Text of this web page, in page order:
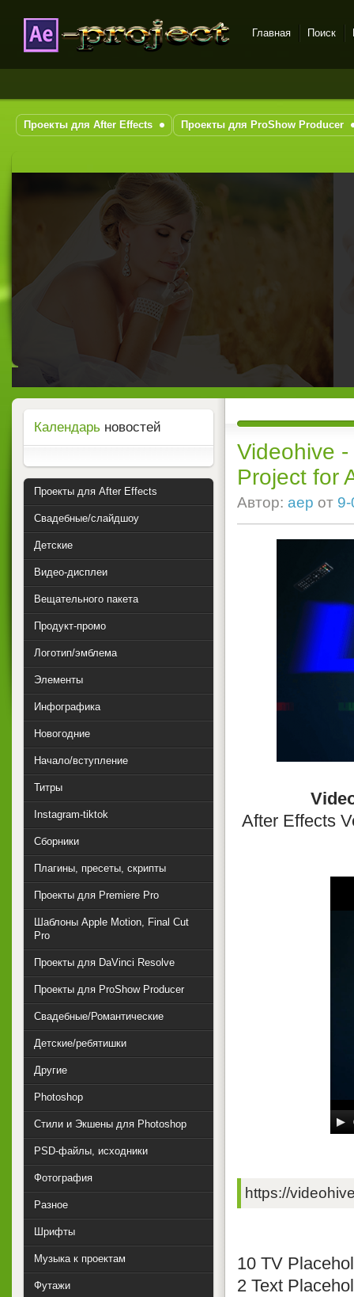
Главная Поиск
Проекты для After Effects Проекты для ProShow Producer
Videohive
Project for
Автор: aep от
After Effects
https://
10 TV
2 Text
Календарь новостей
Проекты для After Effects
Свадебные/слайдшоу
Детские
Видео-дисплеи
Вещательного пакета
Продукт-промо
Логотип/эмблема
Элементы
Инфографика
Новогодние
Начало/вступление
Титры
Instagram-tiktok
Сборники
Плагины, пресеты, скрипты
Проекты для Premiere Pro
Шаблоны Apple Motion, Final Cut
Pro
Проекты для DaVinci Resolve
Проекты для ProShow Producer
Свадебные/Романтические
Детские/ребятишки
Другие
Photoshop
Стили и Экшены для Photoshop
PSD-файлы, исходники
Фотография
Разное
Шрифты
Музыка к проектам
Футажи